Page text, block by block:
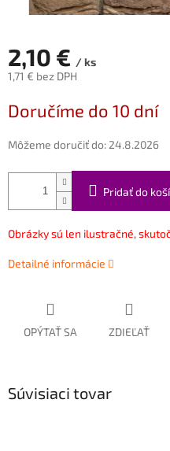
2,10 € / ks
1,71 € bez DPH
cena:
Doručíme do 10 dní
Môžeme doručiť do: 24.8.2026
Pridať do
Obrázky sú len ilustračné,
Detailné informácie
OPÝTAŤ SA ZDIEĽAŤ
Súvisiaci tovar